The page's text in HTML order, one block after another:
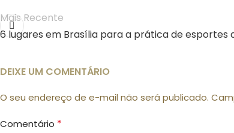
Mais Recente
6 lugares em Brasília para a prática de esportes
DEIXE UM COMENTÁRIO
O seu endereço de e-mail não será publicado.
Comentário *